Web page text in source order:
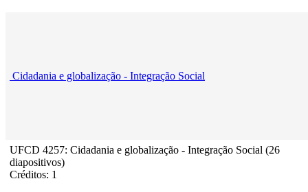
Cidadania e globalização - Integração Social
UFCD 4257: Cidadania e globalização - Integração Social (26
diapositivos)
Créditos: 1